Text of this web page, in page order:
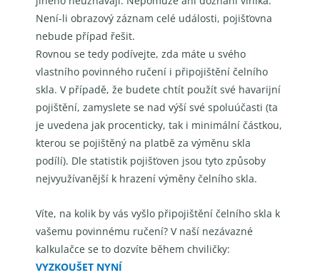
Není-li obrazový záznam celé události, pojišťovna
nebude případ řešit.
Rovnou se tedy podívejte, zda máte u svého
vlastního povinného ručení i připojištění čelního
skla. V případě, že budete chtít použít své havarijní
pojištění, zamyslete se nad výší své spoluúčasti (ta
je uvedena jak procenticky, tak i minimální částkou,
kterou se pojištěný na platbě za výměnu skla
podílí). Dle statistik pojišťoven jsou tyto způsoby
nejvyužívanější k hrazení výměny čelního skla.
Víte, na kolik by vás vyšlo připojištění čelního skla k
vašemu povinnému ručení? V naší nezávazné
kalkulačce se to dozvíte během chviličky:
VYZKOUŠET NYNÍ